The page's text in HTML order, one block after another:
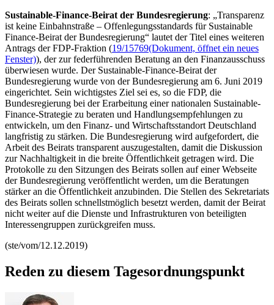
Sustainable-Finance-Beirat der Bundesregierung: „Transparenz
ist keine Einbahnstraße – Offenlegungsstandards für Sustainable
Finance-Beirat der Bundesregierung“ lautet der Titel eines weiteren
Antrags der FDP-Fraktion (19/15769(Dokument, öffnet ein neues
Fenster)), der zur federführenden Beratung an den Finanzausschuss
überwiesen wurde. Der Sustainable-Finance-Beirat der
Bundesregierung wurde von der Bundesregierung am 6. Juni 2019
eingerichtet. Sein wichtigstes Ziel sei es, so die FDP, die
Bundesregierung bei der Erarbeitung einer nationalen Sustainable-
Finance-Strategie zu beraten und Handlungsempfehlungen zu
entwickeln, um den Finanz- und Wirtschaftsstandort Deutschland
langfristig zu stärken. Die Bundesregierung wird aufgefordert, die
Arbeit des Beirats transparent auszugestalten, damit die Diskussion
zur Nachhaltigkeit in die breite Öffentlichkeit getragen wird. Die
Protokolle zu den Sitzungen des Beirats sollen auf einer Webseite
der Bundesregierung veröffentlicht werden, um die Beratungen
stärker an die Öffentlichkeit anzubinden. Die Stellen des Sekretariats
des Beirats sollen schnellstmöglich besetzt werden, damit der Beirat
nicht weiter auf die Dienste und Infrastrukturen von beteiligten
Interessengruppen zurückgreifen muss.
(ste/vom/12.12.2019)
Reden zu diesem Tagesordnungspunkt